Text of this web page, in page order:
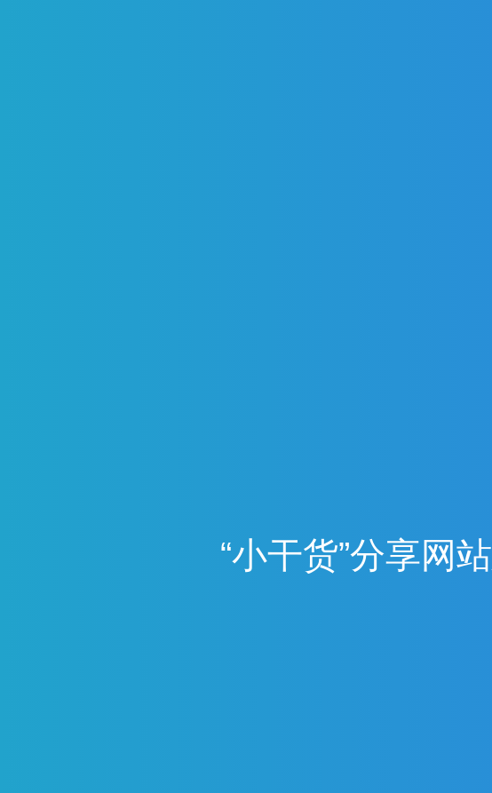
“小干货”分享网站